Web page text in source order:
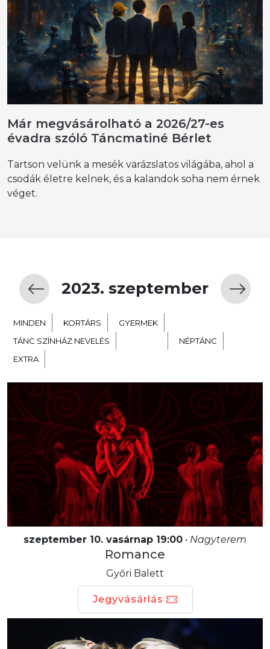
Már megvásárolható a 2026/27-es
évadra szóló Táncmatiné Bérlet
Tartson velünk a mesék varázslatos világába, ahol a
csodák életre kelnek, és a kalandok soha nem érnek
véget.
2023. szeptember
MINDEN KORTÁRS
GYERMEK
TÁNC SZÍNHÁZ NEVELÉS
NÉPTÁNC
EXTRA
szeptember 10. vasárnap 19:00 • Nagyterem
Romance
Győri Balett
Jegyvásárlás